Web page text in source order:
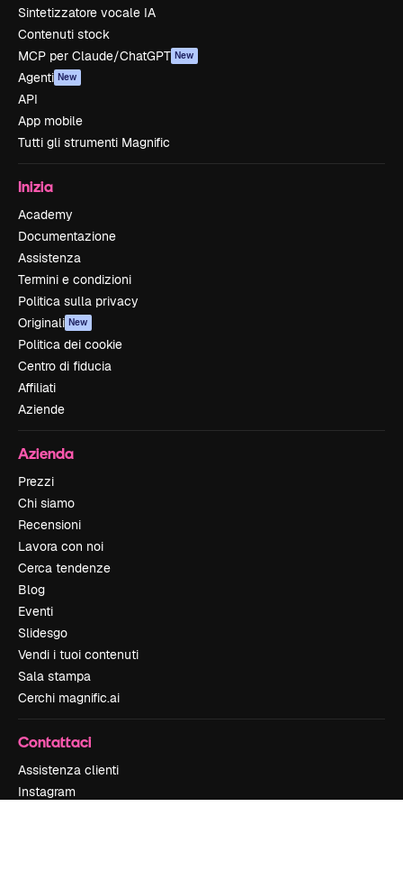
Sintetizzatore vocale IA
Contenuti stock
MCP per Claude/ChatGPT New
Agenti New
API
App mobile
Tutti gli strumenti Magnific
Inizia
Academy
Documentazione
Assistenza
Termini e condizioni
Politica sulla privacy
Originali New
Politica dei cookie
Centro di fiducia
Affiliati
Aziende
Azienda
Prezzi
Chi siamo
Recensioni
Lavora con noi
Cerca tendenze
Blog
Eventi
Slidesgo
Vendi i tuoi contenuti
Sala stampa
Cerchi magnific.ai
Contattaci
Assistenza clienti
Instagram